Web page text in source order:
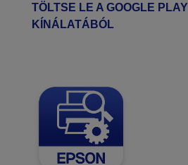
TÖLTSE LE A GOOGLE PLAY
KÍNÁLATÁBÓL